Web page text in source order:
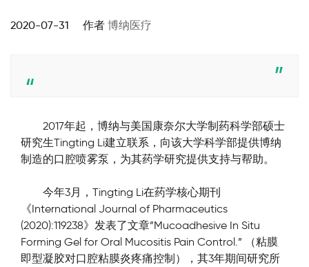
2020-07-31 作者 博纳医疗
2017年起，博纳与美国康奈尔大学制药科学部硕士
研究生Tingting Li建立联系，向该大学科学部提供博纳
制造的口腔喷雾泵，为其药学研究提供支持与帮助。
今年3月，Tingting Li在药学核心期刊
《International Journal of Pharmaceutics
(2020):119238》发表了文章”Mucoadhesive In Situ
Forming Gel for Oral Mucositis Pain Control.” （粘膜
即型凝胶对口腔粘膜炎疼痛控制），其3年期间研究所